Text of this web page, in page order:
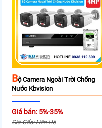
BỘ Camera Ngoài Trời Chống
Nước Kbvision
Giá bán: 5%-35%
Giá Gốc: Liên Hệ